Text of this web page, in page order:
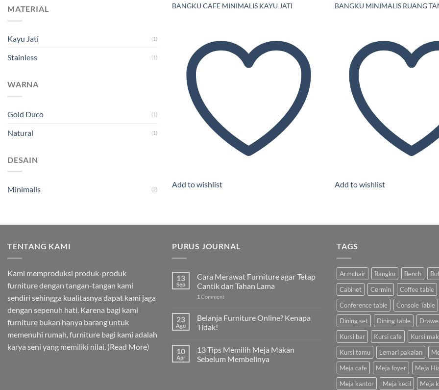
MATERIAL
Kayu Jati (1)
Stainless (1)
WARNA
Gold Duco (1)
Natural (1)
DESAIN
Minimalis (2)
BANGKU CAFE MINIMALIS KAYU JATI
Add to wishlist
BANGKU MINIMALIS RUANG
Add to wishlist
TENTANG KAMI
Kami memproduksi produk-produk
furniture dengan tangan-tangan kami
sendiri sehingga kualitasnya dapat kami jaga
dengan sepenuh hati. Karena bagi kami
furniture bukan hanya barang untuk
memenuhi rumah, furniture bagi kami adalah
karya seni yang memiliki nilai. (Read More)
PURUS JOURNAL
13
Sep
Cara Merawat Furniture agar Tetap
Cantik dan Tahan Lama
1 Comment
23
Agu
Belanja Furniture Online? Kenapa
Tidak!
10
Apr
13 Tips Memilih Meja Makan
Sebelum Membelinya
TAGS
Armchair Bangku Bench
Cabinet
Cermin
Coffee table
Conference table
Console Table
Dining set
Dining table
Kursi bar
Kursi cafe
Kursi
Kursi tamu
Lemari pakaian
Meja cafe
Meja foyer
Meja
Meja kantor
Meja kecil Meja